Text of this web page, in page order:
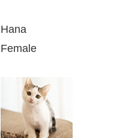
Hana
Female